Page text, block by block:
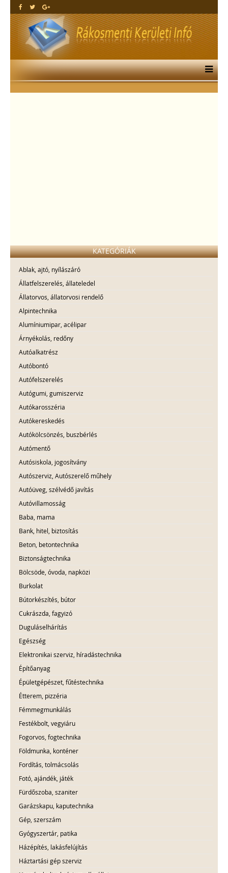
KATEGÓRIÁK
Ablak, ajtó, nyílászáró
Állatfelszerelés, állateledel
Állatorvos, állatorvosi rendelő
Alpintechnika
Alumíniumipar, acélipar
Árnyékolás, redőny
Autóalkatrész
Autóbontó
Autófelszerelés
Autógumi, gumiszerviz
Autókarosszéria
Autókereskedés
Autókölcsönzés, buszbérlés
Autómentő
Autósiskola, jogosítvány
Autószerviz, Autószerelő műhely
Autóüveg, szélvédő javítás
Autóvillamosság
Baba, mama
Bank, hitel, biztosítás
Beton, betontechnika
Biztonságtechnika
Bölcsöde, óvoda, napközi
Burkolat
Bútorkészítés, bútor
Cukrászda, fagyizó
Duguláselhárítás
Egészség
Elektronikai szerviz, híradástechnika
Építőanyag
Épületgépészet, fűtéstechnika
Étterem, pizzéria
Fémmegmunkálás
Festékbolt, vegyiáru
Fogorvos, fogtechnika
Földmunka, konténer
Fordítás, tolmácsolás
Fotó, ajándék, játék
Fürdőszoba, szaniter
Garázskapu, kaputechnika
Gép, szerszám
Gyógyszertár, patika
Házépítés, lakásfelújítás
Háztartási gép szerviz